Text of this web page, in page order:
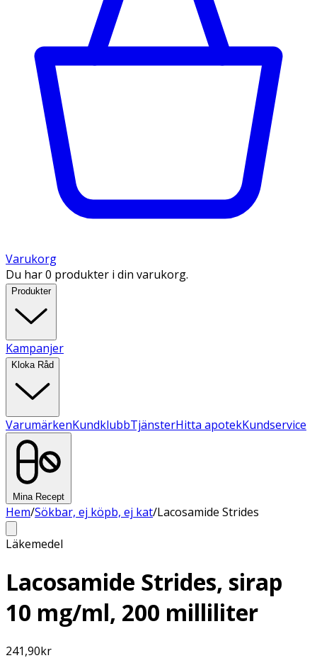
Varukorg
Du har 0 produkter i din varukorg.
Produkter
Kampanjer
Kloka Råd
VarumärkenKundklubbTjänsterHitta apotekKundservice
Mina Recept
Hem/Sökbar, ej köpb, ej kat/Lacosamide Strides
Läkemedel
Lacosamide Strides, sirap
10 mg/ml, 200 milliliter
241,90kr